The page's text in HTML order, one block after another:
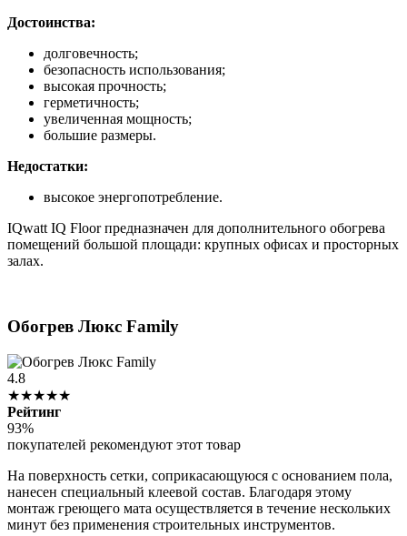
Достоинства:
долговечность;
безопасность использования;
высокая прочность;
герметичность;
увеличенная мощность;
большие размеры.
Недостатки:
высокое энергопотребление.
IQwatt IQ Floor предназначен для дополнительного обогрева
помещений большой площади: крупных офисах и просторных
залах.
Обогрев Люкс Family
4.8
★★★★★
Рейтинг
93%
покупателей рекомендуют этот товар
На поверхность сетки, соприкасающуюся с основанием пола,
нанесен специальный клеевой состав. Благодаря этому
монтаж греющего мата осуществляется в течение нескольких
минут без применения строительных инструментов.